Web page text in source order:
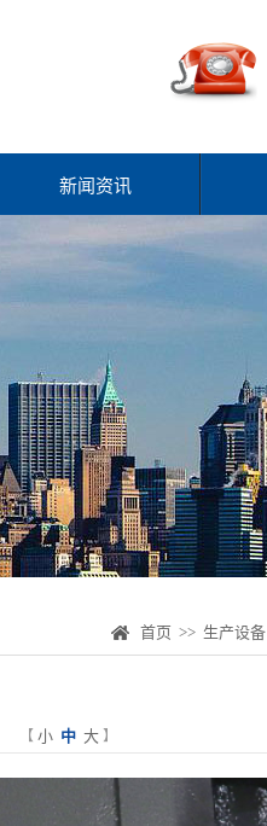
新闻资讯
首页 >> 生产设备
【 小 中 大 】